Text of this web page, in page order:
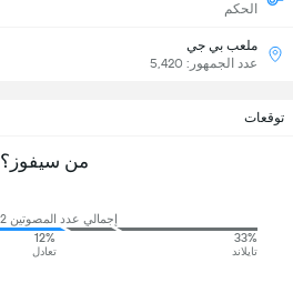
الحكم
ملعب بي جي
عدد الجمهور: 5,420
توقعات
من سيفوز؟
إجمالي عدد المصوتين 10,832
33%
تايلاند
12%
تعادل